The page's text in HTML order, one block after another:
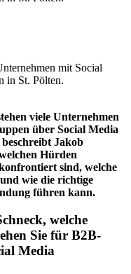
viele Unternehmen
über Social Media
Jakob
Hürden
sind, welche
wie die richtige
führen kann.
welche
Sie für B2B-
Media